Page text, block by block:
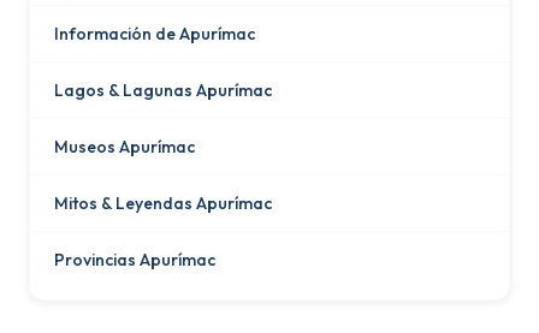
Información de Apurímac
Lagos & Lagunas Apurímac
Museos Apurímac
Mitos & Leyendas Apurímac
Provincias Apurímac